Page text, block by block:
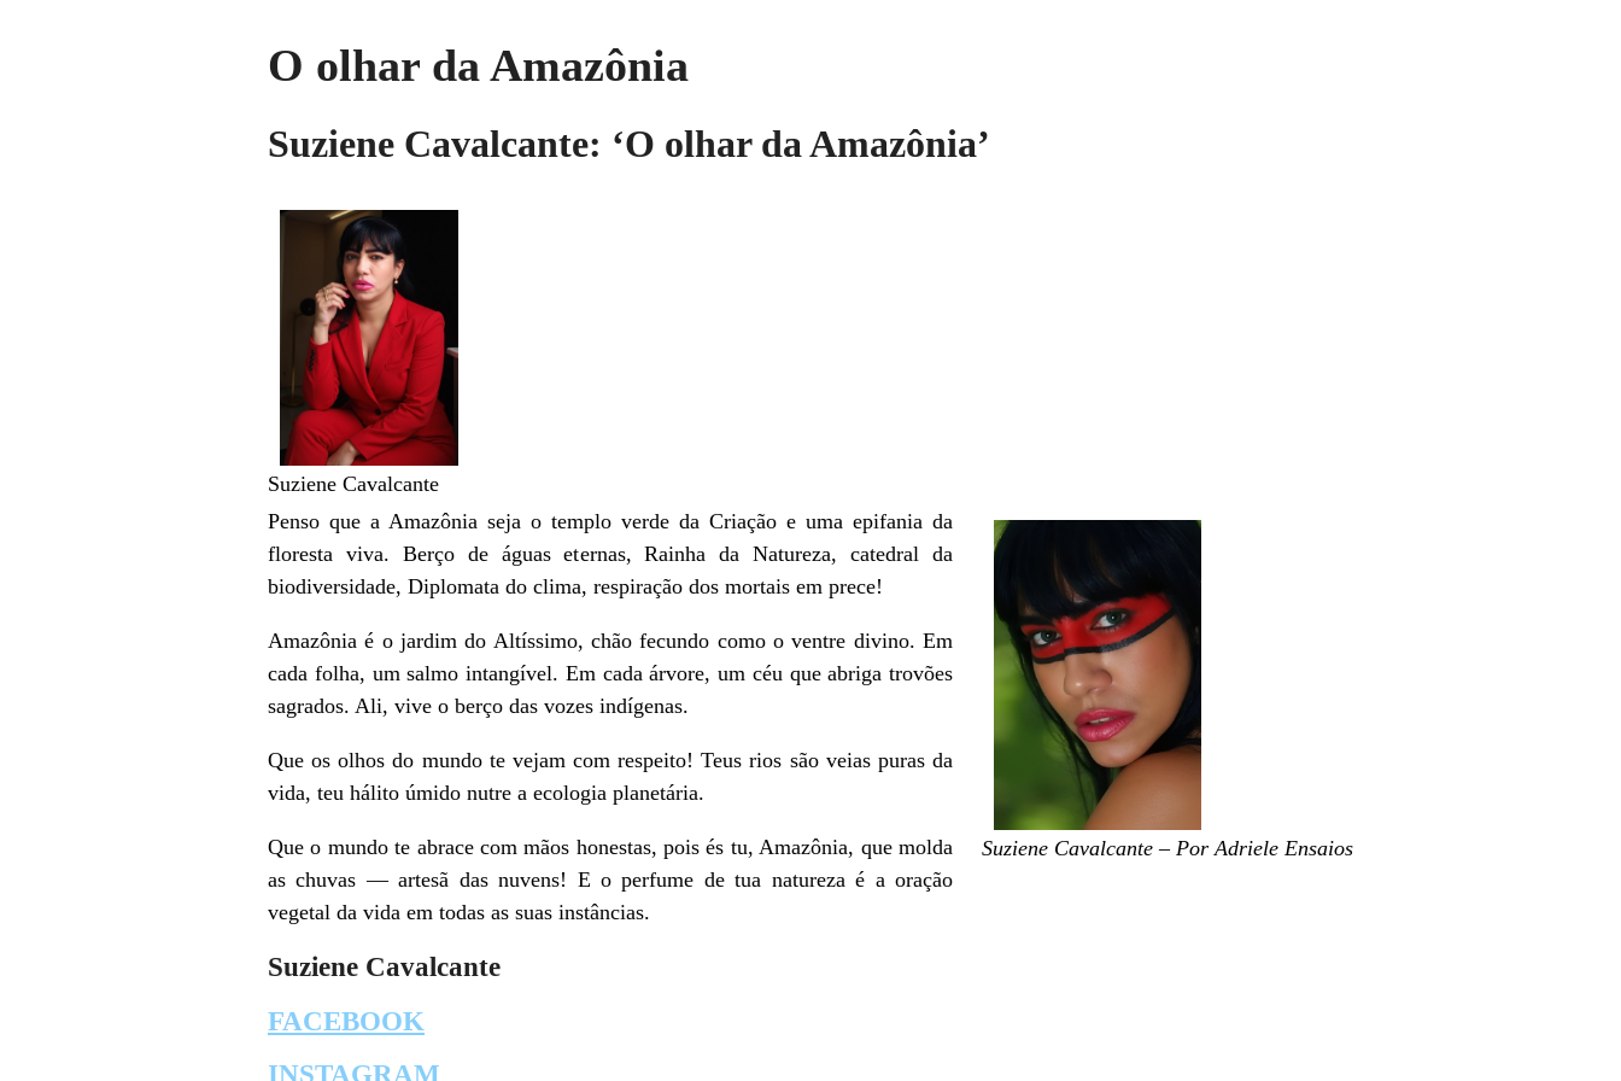
O olhar da Amazônia
Suziene Cavalcante: ‘O olhar da Amazônia’
Suziene Cavalcante
Suziene Cavalcante – Por Adriele Ensaios
Penso que a Amazônia seja o templo verde da Criação e uma epifania da
floresta viva. Berço de águas eternas, Rainha da Natureza, catedral da
biodiversidade, Diplomata do clima, respiração dos mortais em prece!
Amazônia é o jardim do Altíssimo, chão fecundo como o ventre divino. Em
cada folha, um salmo intangível. Em cada árvore, um céu que abriga trovões
sagrados. Ali, vive o berço das vozes indígenas.
Que os olhos do mundo te vejam com respeito! Teus rios são veias puras da
vida, teu hálito úmido nutre a ecologia planetária.
Que o mundo te abrace com mãos honestas, pois és tu, Amazônia, que molda
as chuvas — artesã das nuvens! E o perfume de tua natureza é a oração
vegetal da vida em todas as suas instâncias.
Suziene Cavalcante
FACEBOOK
INSTAGRAM